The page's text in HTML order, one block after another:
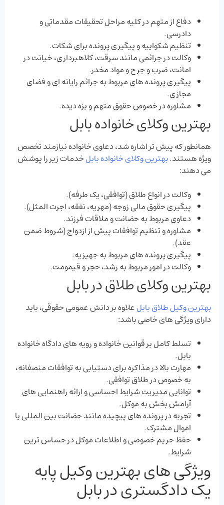
دفاع از متهم در کلیه مراحل تحقیقات مقدماتی و
دادرسی.
تنظیم شکواییه و پیگیری پرونده برای شکات.
وکالت در جرائمی مانند سرقت، کلاهبرداری، خیانت در
امانت، ضرب و جرح و مواد مخدر.
پیگیری پرونده‌ های مربوط به جرائم رایانه ‌ای و فضای
مجازی.
مشاوره در خصوص حقوق متهم و بزه‌ دیده.
بهترین وکلای خانواده بابل
همانطور که پیش ‌تر اشاره شد، دعاوی خانواده نیازمند تخصص
ویژه هستند.بهترین وکلای خانواده بابلخدمات زیر را پوشش
می ‌دهند:
وکالت در انواع طلاق (توافقی، یک‌ طرفه).
پیگیری حقوق مالی زوجه (مهریه، نفقه، اجرت‌ المثل).
دعاوی مربوط به حضانت و ملاقات فرزند.
مشاوره و تنظیم توافقات پیش از ازدواج (شروط ضمن
عقد).
پیگیری پرونده‌ های مربوط به جهیزیه.
وکالت در امور مربوط به رشد، حجر و قیمومت.
بهترین وکلای طلاق در بابل
بهترین وکیل طلاق بابلعلاوه بر دانش عمومی حقوقی، باید
دارای ویژگی‌ های خاصی باشد:
تسلط کامل بر قوانین خانواده و رویه‌ های دادگاه خانواده
بابل.
مهارت بالا در مذاکره برای دستیابی به توافقات منصفانه،
به‌ خصوص در طلاق توافقی.
توانایی مدیریت شرایط احساسی و ارائه راهنمایی ‌های
آرامش ‌بخش به موکل.
تجربه در پرونده‌ های پیچیده مانند حضانت بین ‌المللی یا
اموال مشترک.
حفظ حریم خصوصی و اطلاعات موکل در حساس ‌ترین
شرایط.
ویژگی های بهترین وکیل پایه
یک دادگستری در بابل